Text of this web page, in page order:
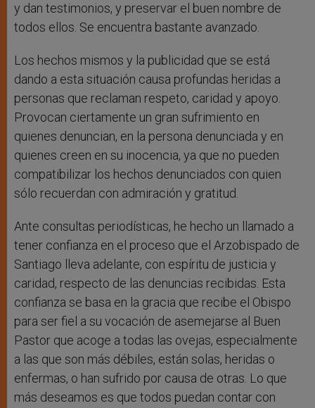
y dan testimonios, y preservar el buen nombre de
todos ellos. Se encuentra bastante avanzado.
Los hechos mismos y la publicidad que se está
dando a esta situación causa profundas heridas a
personas que reclaman respeto, caridad y apoyo.
Provocan ciertamente un gran sufrimiento en
quienes denuncian, en la persona denunciada y en
quienes creen en su inocencia, ya que no pueden
compatibilizar los hechos denunciados con quien
sólo recuerdan con admiración y gratitud.
Ante consultas periodísticas, he hecho un llamado a
tener confianza en el proceso que el Arzobispado de
Santiago lleva adelante, con espíritu de justicia y
caridad, respecto de las denuncias recibidas. Esta
confianza se basa en la gracia que recibe el Obispo
para ser fiel a su vocación de asemejarse al Buen
Pastor que acoge a todas las ovejas, especialmente
a las que son más débiles, están solas, heridas o
enfermas, o han sufrido por causa de otras. Lo que
más deseamos es que todos puedan contar con